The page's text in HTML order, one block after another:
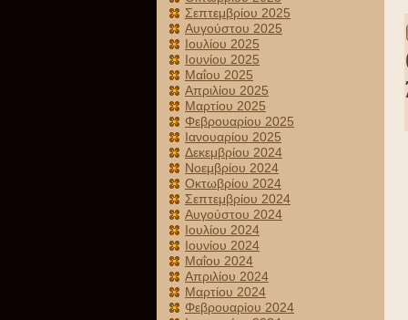
Σεπτεμβρίου 2025
Αυγούστου 2025
Ιουλίου 2025
Ιουνίου 2025
Μαΐου 2025
Απριλίου 2025
Μαρτίου 2025
Φεβρουαρίου 2025
Ιανουαρίου 2025
Δεκεμβρίου 2024
Νοεμβρίου 2024
Οκτωβρίου 2024
Σεπτεμβρίου 2024
Αυγούστου 2024
Ιουλίου 2024
Ιουνίου 2024
Μαΐου 2024
Απριλίου 2024
Μαρτίου 2024
Φεβρουαρίου 2024